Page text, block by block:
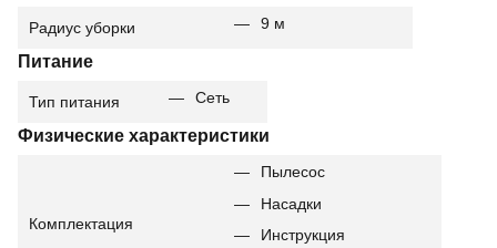
Радиус уборки 9 м
Питание
Тип питания Сеть
Физические характеристики
Комплектация
Пылесос
Насадки
Инструкция